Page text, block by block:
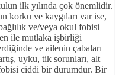
ilk yılında çok önemlidir.
korku ve kaygıları var ise,
ve/veya okul fobisi
ile mutlaka işbirliği
ve ailenin çabaları
uyku, tik sorunları, alt
ciddi bir durumdur. Bir